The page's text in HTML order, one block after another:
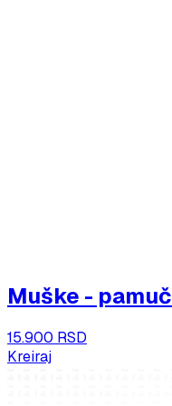
Muške -
15.900 RSD
Kreiraj